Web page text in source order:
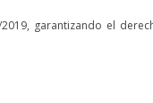
garantizando el